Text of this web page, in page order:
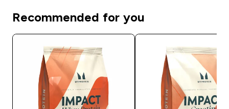
Recommended for you